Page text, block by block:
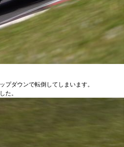
プダウンで転倒してしまいます。
た。